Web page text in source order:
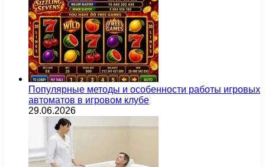
Популярные методы и особенности работы игровых
автоматов в игровом клубе
29.06.2026